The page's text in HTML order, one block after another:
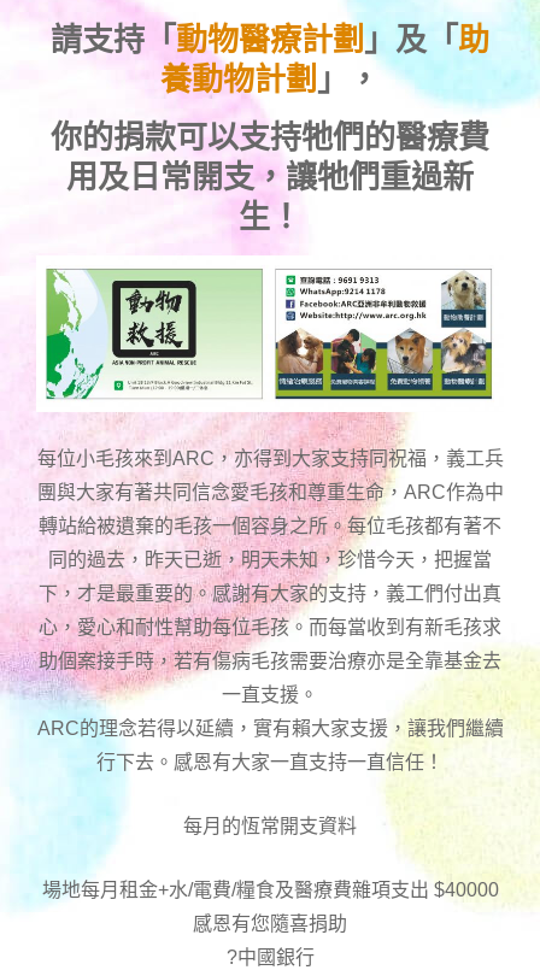
請支持「 動物醫療計劃」及「 助
養動物計劃 」，
你的捐款可以支持牠們的醫療費
用及日常開支，讓牠們重過新
生！
每位小毛孩來到ARC，亦得到大家支持同祝福，義工兵
團與大家有著共同信念愛毛孩和尊重生命，ARC作為中
轉站給被遺棄的毛孩一個容身之所。每位毛孩都有著不
同的過去，昨天已逝，明天未知，珍惜今天，把握當
下，才是最重要的。感謝有大家的支持，義工們付出真
心，愛心和耐性幫助每位毛孩。而每當收到有新毛孩求
助個案接手時，若有傷病毛孩需要治療亦是全靠基金去
一直支援。
ARC的理念若得以延續，實有賴大家支援，讓我們繼續
行下去。感恩有大家一直支持一直信任！
每月的恆常開支資料
場地每月租金+水/電費/糧食及醫療費雜項支出 $40000
感恩有您隨喜捐助
?中國銀行